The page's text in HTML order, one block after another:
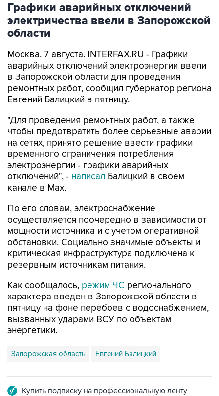
Графики аварийных отключений
электричества ввели в Запорожской
области
Москва. 7 августа. INTERFAX.RU - Графики
аварийных отключений электроэнергии ввели
в Запорожской области для проведения
ремонтных работ, сообщил губернатор региона
Евгений Балицкий в пятницу.
"Для проведения ремонтных работ, а также
чтобы предотвратить более серьезные аварии
на сетях, принято решение ввести графики
временного ограничения потребления
электроэнергии - графики аварийных
отключений", - написал Балицкий в своем
канале в Max.
По его словам, электроснабжение
осуществляется поочередно в зависимости от
мощности источника и с учетом оперативной
обстановки. Социально значимые объекты и
критическая инфраструктура подключена к
резервным источникам питания.
Как сообщалось, режим ЧС регионального
характера введен в Запорожской области в
пятницу на фоне перебоев с водоснабжением,
вызванных ударами ВСУ по объектам
энергетики.
Запорожская область Евгений Балицкий
Купить подписку на профессиональную ленту